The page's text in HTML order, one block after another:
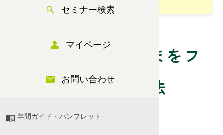
セミナー検索
マイページ
お問い合わせ
年間ガイド・パンフレット
「検索」からお探しください
クレームのお客さまをフ
ァンに変える対応法
営業